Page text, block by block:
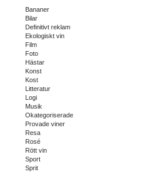
Bananer
Bilar
Definitivt reklam
Ekologiskt vin
Film
Foto
Hästar
Konst
Kost
Litteratur
Logi
Musik
Okategoriserade
Provade viner
Resa
Rosé
Rött vin
Sport
Sprit